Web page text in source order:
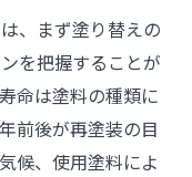
る主な要因と
年数目安の正し
に心がけたいメ
、まず塗り替えの
を把握することが
命は塗料の種類に
前後が再塗装の目
候、使用塗料によ